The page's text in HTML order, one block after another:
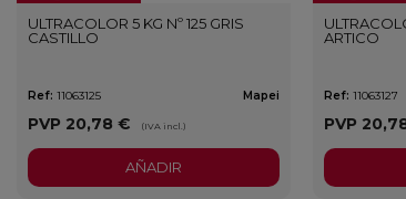
ULTRACOLOR 5 KG Nº 125 GRIS
CASTILLO
Ref: 11063125 Mapei
PVP 20,78 € (IVA incl.)
AÑADIR
ARTICO
Ref: 11063127
PVP